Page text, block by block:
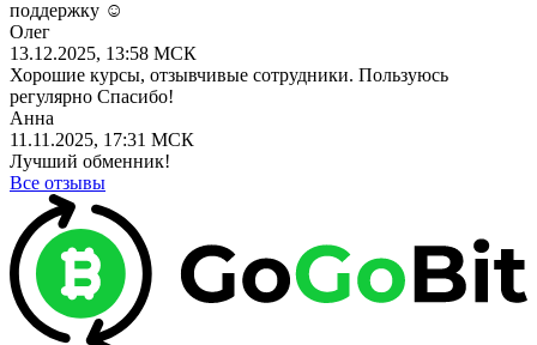
поддержку ☺️
Олег
13.12.2025, 13:58 МСК
Хорошие курсы, отзывчивые сотрудники. Пользуюсь
регулярно Спасибо!
Анна
11.11.2025, 17:31 МСК
Лучший обменник!
Все отзывы